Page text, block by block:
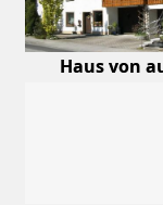
Haus von